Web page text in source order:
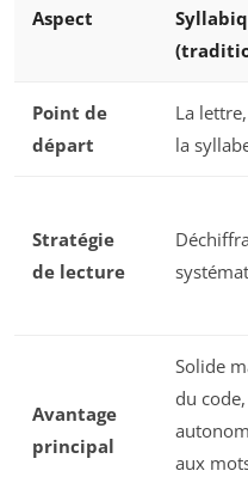
Aspect
Point de
départ
La
la
Stratégie
de lecture
Avantage
principal
Solide
du code,
aux